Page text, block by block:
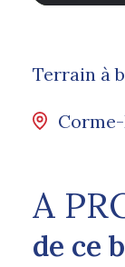
Terrain à
Corme-
A
de ce